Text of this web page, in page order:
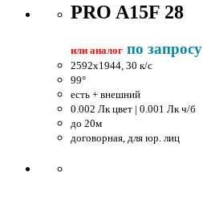
PRO A15F 28
или аналог по запросу
2592x1944, 30 к/c
99°
есть + внешний
0.002 Лк цвет | 0.001 Лк ч/б
до 20м
договорная, для юр. лиц